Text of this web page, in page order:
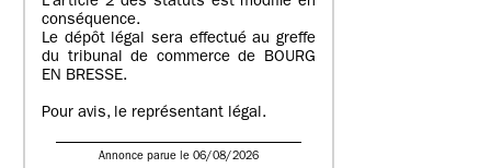
conséquence.
Le dépôt légal sera effectué au greffe
du tribunal de commerce de BOURG
EN BRESSE.
Pour avis, le représentant légal.
Annonce parue le 06/08/2026